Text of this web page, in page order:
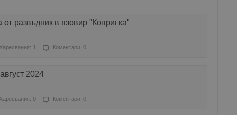
развъдник в язовир "Копринка"
Харесвания: 1 Коментари: 0
2024
Харесвания: 0 Коментари: 0